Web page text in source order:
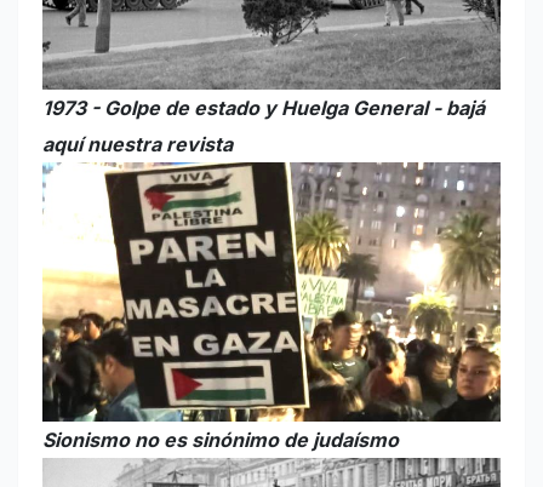
1973 - Golpe de estado y Huelga General - bajá
aquí nuestra revista
Sionismo no es sinónimo de judaísmo